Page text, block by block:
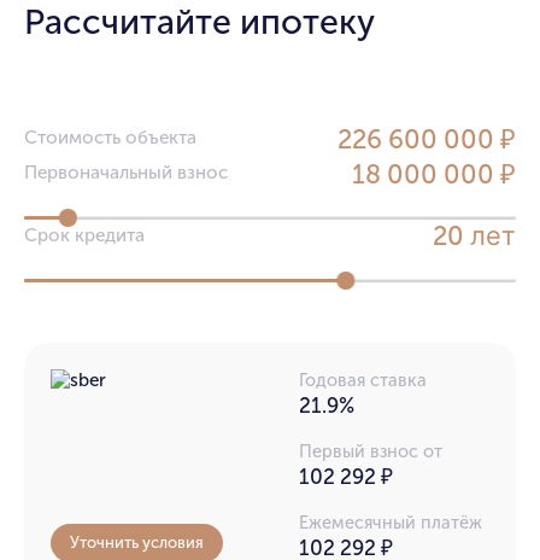
Рассчитайте ипотеку
Стоимость объекта 226 600 000 ₽
Первоначальный взнос 18 000 000 ₽
Срок кредита 20 лет
Годовая ставка
21.9%
Первый взнос от
102 292 ₽
Ежемесячный платёж
102 292 ₽
Уточнить условия